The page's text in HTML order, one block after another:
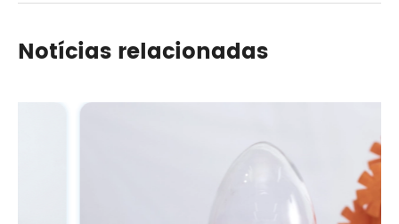
com a pele
Notícias relacionadas